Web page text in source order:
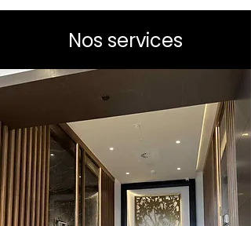
Nos services